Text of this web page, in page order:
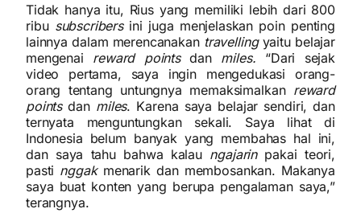
Tidak hanya itu, Rius yang memiliki lebih dari 800
ribu subscribers ini juga menjelaskan poin penting
lainnya dalam merencanakan travellingyaitu belajar
mengenai reward pointsdanmiles. “Dari sejak
video pertama, saya ingin mengedukasi orang-
orang tentang untungnya memaksimalkan reward
pointsdan miles. Karena saya belajar sendiri, dan
ternyata menguntungkan sekali. Saya lihat di
Indonesia belum banyak yang membahas hal ini,
dan saya tahu bahwa kalau ngajarin pakai teori,
pasti nggak menarik dan membosankan. Makanya
saya buat konten yang berupa pengalaman saya,”
terangnya.